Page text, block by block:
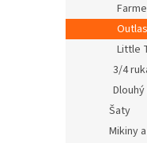
Little
3/4
Šaty
Mikiny